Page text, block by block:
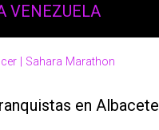
VENEZUELA
| Sahara Marathon
en Albacete